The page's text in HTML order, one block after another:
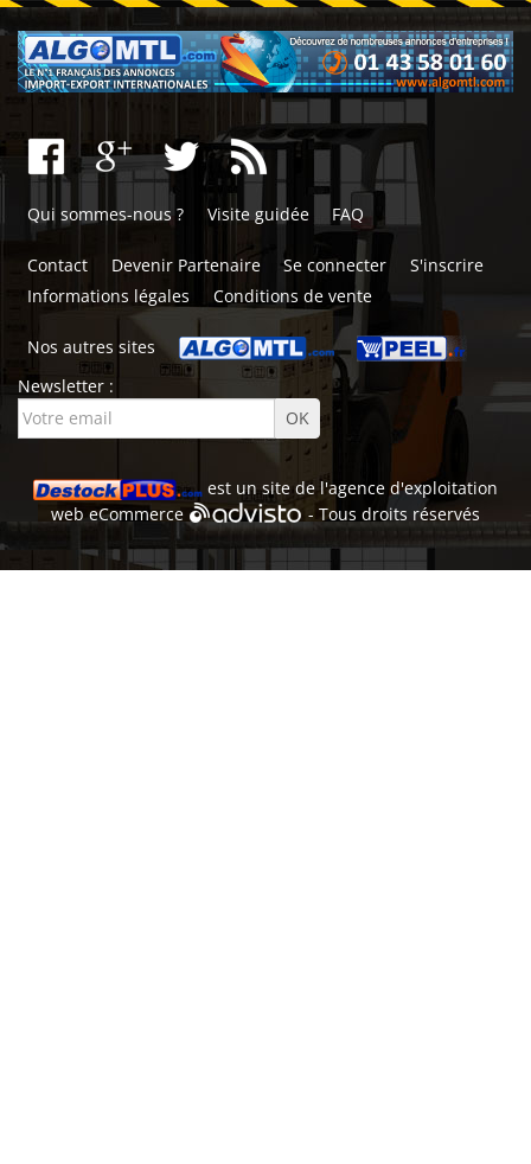
Qui sommes-nous ? Visite guidée FAQ
Contact Devenir Partenaire Se connecter
S'inscrire
Informations légales
Conditions de vente
Nos autres sites
Newsletter :
est un site de l'agence d'exploitation
webeCommerce - Tous droits réservés